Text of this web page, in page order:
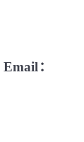
Email：